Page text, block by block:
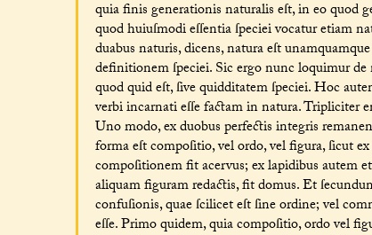
quia finis generationis naturalis eſt, in eo quod
quod huiuſmodi eſſentia ſpeciei vocatur
duabus naturis, dicens, natura eſt
definitionem ſpeciei. Sic ergo nunc loquimur de
quod quid eſt, ſive quidditatem ſpeciei. Hoc
verbi incarnati eſſe factam in natura.
Uno modo, ex duobus perfectis integris
forma eſt compoſitio, vel ordo, vel figura, ſicut
compoſitionem fit acervus; ex lapidibus autem
aliquam figuram redactis, fit domus. Et
confuſionis, quae ſcilicet eſt ſine ordine; vel
eſſe. Primo quidem, quia compoſitio, ordo vel